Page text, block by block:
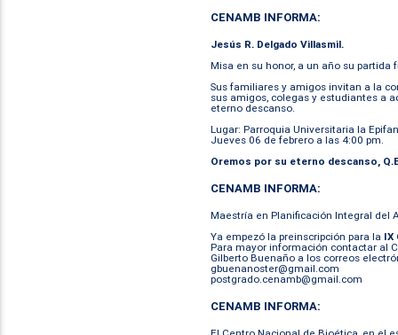
CENAMB INFORMA:
Jesús R. Delgado Villasmil.
Misa en su honor, a un año su partida
Sus familiares y amigos invitan a la
sus amigos, colegas y estudiantes a
eterno descanso.
Lugar: Parroquia Universitaria la
Jueves 06 de febrero a las 4:00 pm.
Oremos por su eterno descanso,
CENAMB INFORMA:
Maestría en Planificación Integral del
Ya empezó la preinscripción para la IX
Para mayor información contactar al
Gilberto Buenaño a los correos
gbuenanoster@gmail.com
postgrado.cenamb@gmail.com
CENAMB INFORMA: